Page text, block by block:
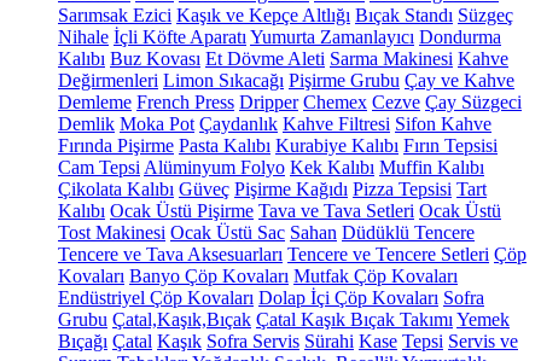
Sarımsak Ezici Kaşık ve Kepçe Altlığı Bıçak Standı Süzgeç
Nihale İçli Köfte Aparatı Yumurta Zamanlayıcı Dondurma
Kalıbı Buz Kovası Et Dövme Aleti Sarma Makinesi Kahve
Değirmenleri Limon Sıkacağı Pişirme Grubu Çay ve Kahve
Demleme French Press Dripper Chemex Cezve Çay Süzgeci
Demlik Moka Pot Çaydanlık Kahve Filtresi Sifon Kahve
Fırında Pişirme Pasta Kalıbı Kurabiye Kalıbı Fırın Tepsisi
Cam Tepsi Alüminyum Folyo Kek Kalıbı Muffin Kalıbı
Çikolata Kalıbı Güveç Pişirme Kağıdı Pizza Tepsisi Tart
Kalıbı Ocak Üstü Pişirme Tava ve Tava Setleri Ocak Üstü
Tost Makinesi Ocak Üstü Sac Sahan Düdüklü Tencere
Tencere ve Tava Aksesuarları Tencere ve Tencere Setleri Çöp
Kovaları Banyo Çöp Kovaları Mutfak Çöp Kovaları
Endüstriyel Çöp Kovaları Dolap İçi Çöp Kovaları Sofra
Grubu Çatal,Kaşık,Bıçak Çatal Kaşık Bıçak Takımı Yemek
Bıçağı Çatal Kaşık Sofra Servis Sürahi Kase Tepsi Servis ve